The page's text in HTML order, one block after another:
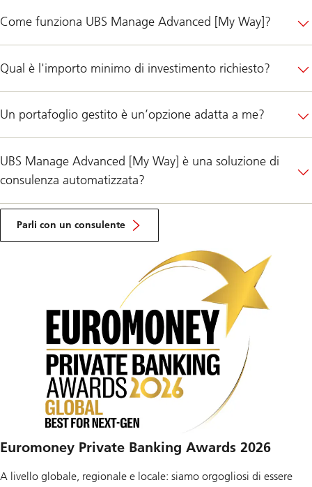
Come funziona UBS Manage Advanced [My Way]?
Qual è l'importo minimo di investimento richiesto?
Un portafoglio gestito è un’opzione adatta a me?
UBS Manage Advanced [My Way] è una soluzione di
consulenza automatizzata?
Parli con un consulente
un
Euromoney Private Banking Awards 2026
A livello globale, regionale e locale: siamo orgogliosi di essere